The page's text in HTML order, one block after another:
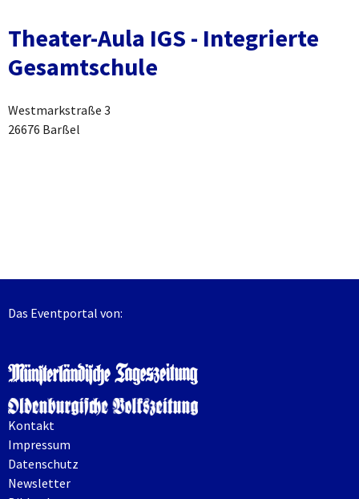
Theater-Aula IGS - Integrierte
Gesamtschule
Westmarkstraße 3
26676 Barßel
Das Eventportal von:
Kontakt
Impressum
Datenschutz
Newsletter